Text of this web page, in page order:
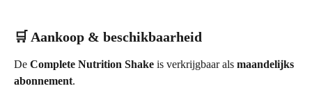
🛒 Aankoop & beschikbaarheid
De Complete Nutrition Shake is verkrijgbaar als maandelijks
abonnement.